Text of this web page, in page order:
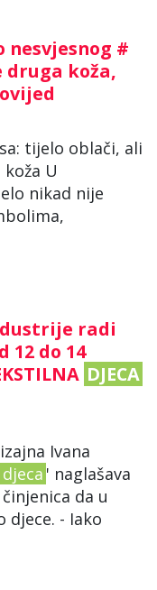
nesvjesnog #
druga koža,
tijelo oblači, ali
U
nikad nije
radi
12 do 14
DJECA
Ivana
djeca ' naglašava
da u
- Iako